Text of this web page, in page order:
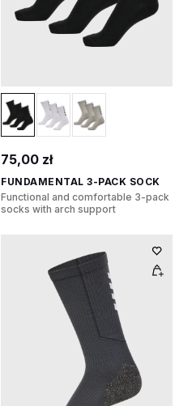
75,00 zł
FUNDAMENTAL 3-PACK SOCK
Functional and comfortable 3-pack
socks with arch support